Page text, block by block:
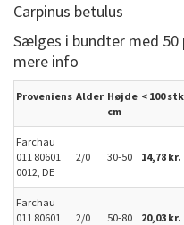
Carpinus betulus
Sælges i bundter med
mere info
Proveniens Alder Højde
cm
< 100
Farchau
011 80601
0012, DE
2/0 30-50 14,78 kr.
Farchau
011 80601
2/0 50-80 20,03 kr.